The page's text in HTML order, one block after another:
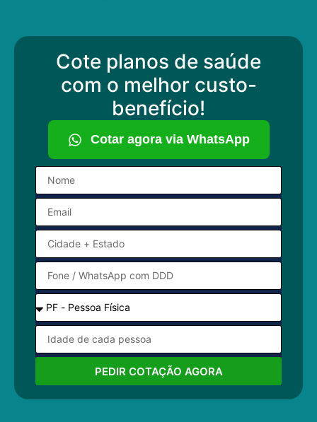
Cote planos de saúde
com o melhor custo-
benefício!
Cotar agora via WhatsApp
PEDIR COTAÇÃO AGORA